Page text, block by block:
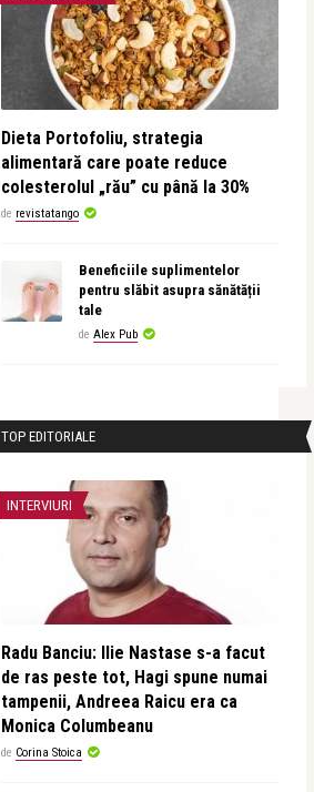
Dieta Portofoliu, strategia
alimentară care poate reduce
colesterolul „rău” cu până la 30%
de revistatango
Beneficiile suplimentelor
pentru slăbit asupra sănătății
tale
de Alex Pub
TOP EDITORIALE
INTERVIURI
Radu Banciu: Ilie Nastase s-a facut
de ras peste tot, Hagi spune numai
tampenii, Andreea Raicu era ca
Monica Columbeanu
de Corina Stoica